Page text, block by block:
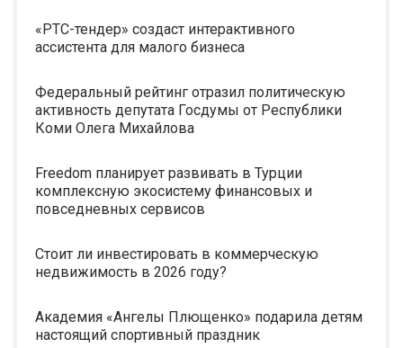
«РТС-тендер» создаст интерактивного
ассистента для малого бизнеса
Федеральный рейтинг отразил политическую
активность депутата Госдумы от Республики
Коми Олега Михайлова
Freedom планирует развивать в Турции
комплексную экосистему финансовых и
повседневных сервисов
Стоит ли инвестировать в коммерческую
недвижимость в 2026 году?
Академия «Ангелы Плющенко» подарила детям
настоящий спортивный праздник